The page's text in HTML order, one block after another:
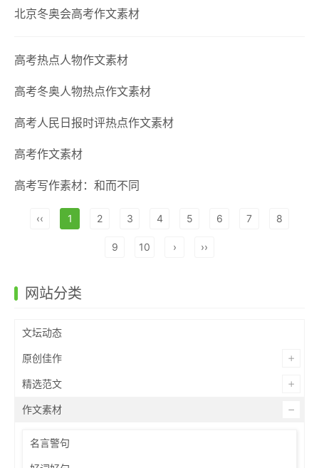
北京冬奥会高考作文素材
高考热点人物作文素材
高考冬奥人物热点作文素材
高考人民日报时评热点作文素材
高考作文素材
高考写作素材：和而不同
‹‹ 1 2 3 4 5 6 7 8
9 10 › ››
网站分类
文坛动态
原创佳作
精选范文
作文素材
名言警句